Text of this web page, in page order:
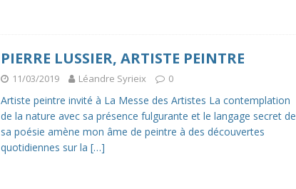
PIERRE LUSSIER, ARTISTE PEINTRE
11/03/2019 Léandre Syrieix 0
Artiste peintre invité à La Messe des Artistes La contemplation
de la nature avec sa présence fulgurante et le langage secret de
sa poésie amène mon âme de peintre à des découvertes
quotidiennes sur la […]